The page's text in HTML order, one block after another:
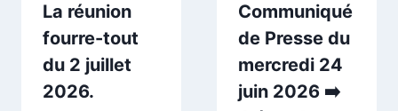
La réunion
fourre-tout
du 2 juillet
2026.
Communiqué
de Presse du
mercredi 24
juin 2026 ➡️